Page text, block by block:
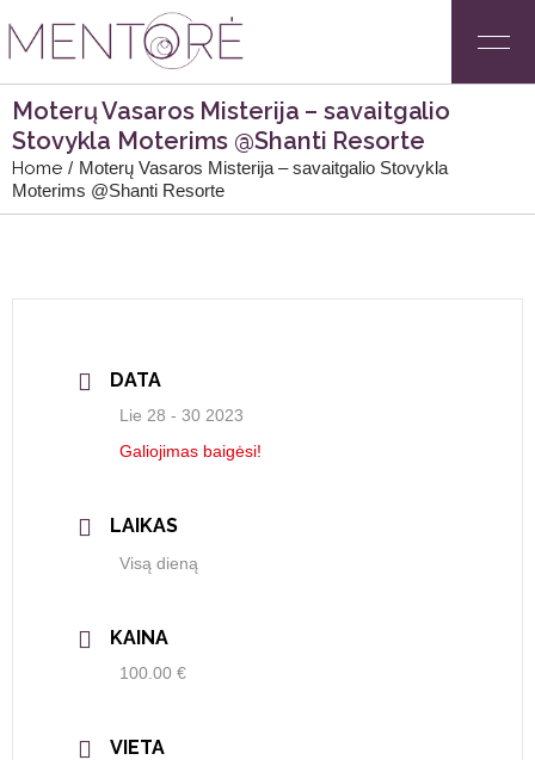
Moterų Vasaros Misterija – savaitgalio
Stovykla Moterims @Shanti Resorte
Home
Moterų Vasaros Misterija – savaitgalio Stovykla
Moterims @Shanti Resorte
DATA
Lie 28 - 30 2023
Galiojimas baigėsi!
LAIKAS
Visą dieną
KAINA
100.00 €
VIETA